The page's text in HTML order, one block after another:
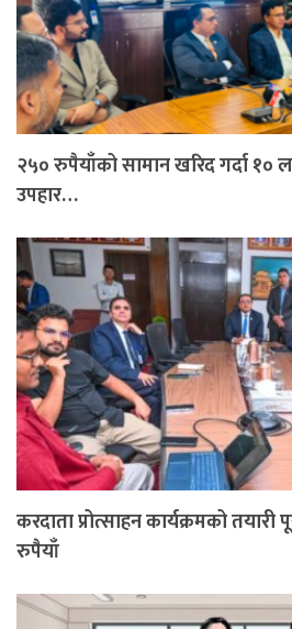
२५० रुपैयाँको सामान खरिद गर्दा १०
उपहार…
करदाता प्रोत्साहन कार्यक्रमको
रुपैयाँ